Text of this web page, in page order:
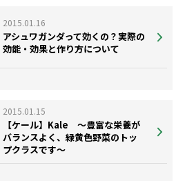
2015.01.16
アシュワガンダって効くの？実際の
効能・効果と作り方について
2015.01.15
【ケール】Kale ～豊富な栄養が
バランスよく、緑黄色野菜のトッ
プクラスです～